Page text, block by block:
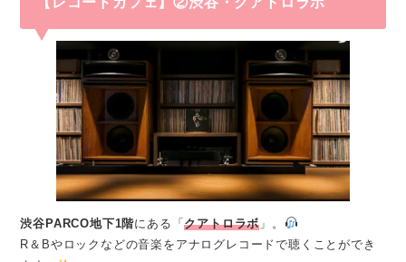
渋谷PARCO地下1階にある「クアトロラボ 」。
R＆Bやロックなどの音楽をアナログレコードで聴くことができ